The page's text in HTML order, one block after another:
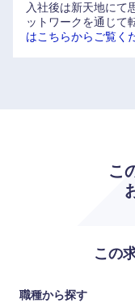
入社後は新天地にて
ットワークを通じて
はこちらからご覧く
こ
この
職種から探す